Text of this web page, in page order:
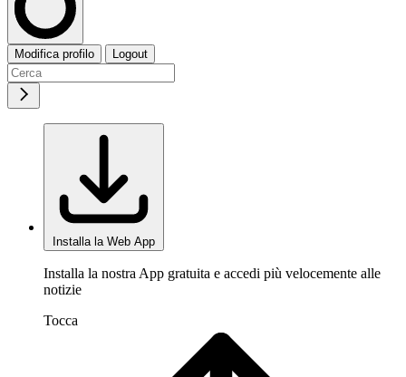
Modifica profilo Logout
Installa la Web App
Installa la nostra App gratuita e accedi più velocemente alle
notizie
Tocca